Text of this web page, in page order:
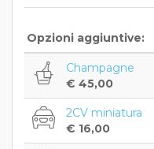
Opzioni aggiuntive:
Champagne
€ 45,00
2CV miniatura
€ 16,00